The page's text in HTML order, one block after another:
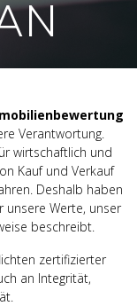
Verantwortung.
wirtschaftlich und
Kauf und Verkauf
Deshalb haben
unsere Werte, unser
beschreibt.
zertifizierter
an Integrität,